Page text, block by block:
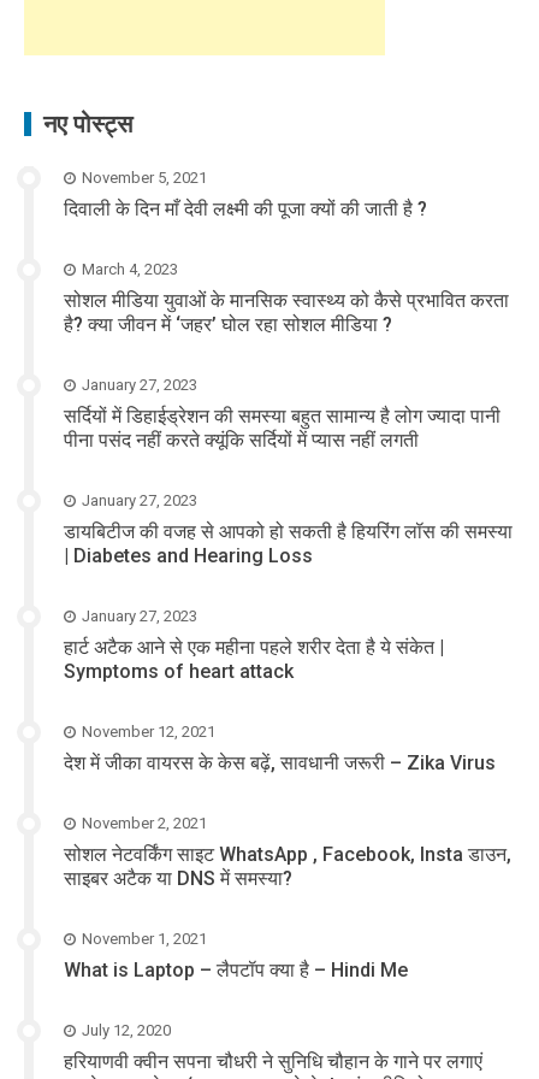
नए पोस्ट्स
November 5, 2021
दिवाली के दिन माँ देवी लक्ष्मी की पूजा क्यों की जाती है ?
March 4, 2023
सोशल मीडिया युवाओं के मानसिक स्वास्थ्य को कैसे प्रभावित करता
है? क्या जीवन में ‘जहर’ घोल रहा सोशल मीडिया ?
January 27, 2023
सर्दियों में डिहाईड्रेशन की समस्या बहुत सामान्य है लोग ज्यादा पानी
पीना पसंद नहीं करते क्यूंकि सर्दियों में प्यास नहीं लगती
January 27, 2023
डायबिटीज की वजह से आपको हो सकती है हियरिंग लॉस की समस्या
| Diabetes and Hearing Loss
January 27, 2023
हार्ट अटैक आने से एक महीना पहले शरीर देता है ये संकेत |
Symptoms of heart attack
November 12, 2021
देश में जीका वायरस के केस बढ़ें, सावधानी जरूरी – Zika Virus
November 2, 2021
सोशल नेटवर्किंग साइट WhatsApp , Facebook, Insta डाउन,
साइबर अटैक या DNS में समस्या?
November 1, 2021
What is Laptop – लैपटॉप क्या है – Hindi Me
July 12, 2020
हरियाणवी क्वीन सपना चौधरी ने सुनिधि चौहान के गाने पर लगाएं